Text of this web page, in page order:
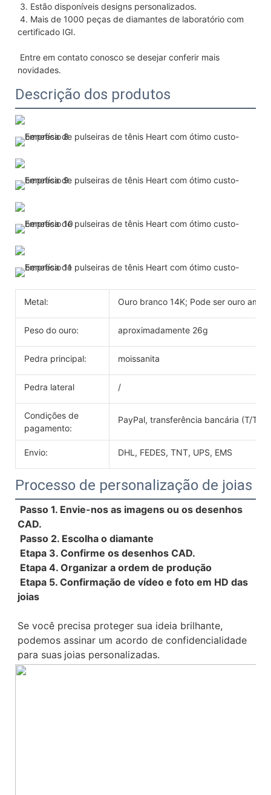
3. Estão disponíveis designs personalizados.
4. Mais de 1000 peças de diamantes de laboratório com
certificado IGI.
Entre em contato conosco se desejar conferir mais
novidades.
Descrição dos produtos
Metal: Ouro branco 14K; Pode ser ouro
Peso do ouro: aproximadamente 26g
Pedra principal: moissanita
Pedra lateral /
Condições de
pagamento:
PayPal, transferência bancária (T/T),
Envio: DHL, FEDES, TNT, UPS, EMS
Processo de personalização de joias
Passo 1. Envie-nos as imagens ou os desenhos
CAD.
Passo 2. Escolha o diamante
Etapa 3. Confirme os desenhos CAD.
Etapa 4. Organizar a ordem de produção
joias
Se você precisa proteger sua ideia brilhante,
podemos assinar um acordo de confidencialidade
para suas joias personalizadas.